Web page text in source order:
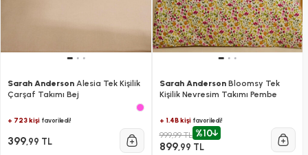
Sarah Anderson Alesia Tek Kişilik
Çarşaf Takımı Bej
+ 723 kişi favoriledi!
399,99 TL
Sarah AndersonBloomsy Tek
Kişilik Nevresim Takımı Pembe
+ 1.4B kişifavoriledi!
999,99 TL %10
899,99 TL